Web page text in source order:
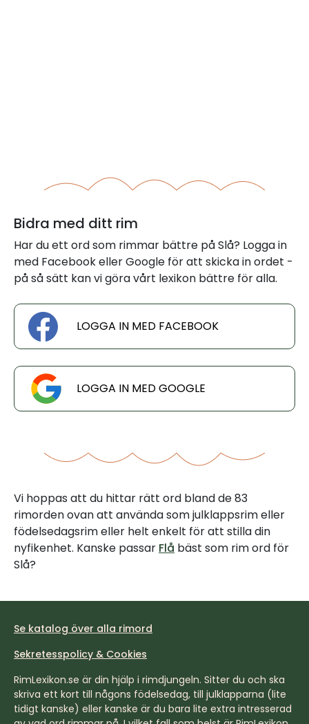
Bidra med ditt rim
Har du ett ord som rimmar bättre på Slå? Logga in
med Facebook eller Google för att skicka in ordet -
på så sätt kan vi göra vårt lexikon bättre för alla.
LOGGA IN MED FACEBOOK
LOGGA IN MED GOOGLE
Vi hoppas att du hittar rätt ord bland de 83
rimorden ovan att använda som julklappsrim eller
födelsedagsrim eller helt enkelt för att stilla din
nyfikenhet. Kanske passar Flå bäst som rim ord för
Slå?
Se katalog över alla rimord
Sekretesspolicy & Cookies
RimLexikon.se är din hjälp i rimdjungeln. Sitter du och ska
skriva ett kort till någons födelsedag, till julklapparna (lite
tidigt kanske) eller kanske är du bara lite extra intresserad